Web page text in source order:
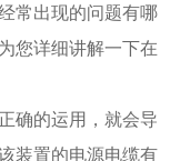
常出现的问题有哪
您详细讲解一下在
确的运用，就会导
装置的电源电缆有